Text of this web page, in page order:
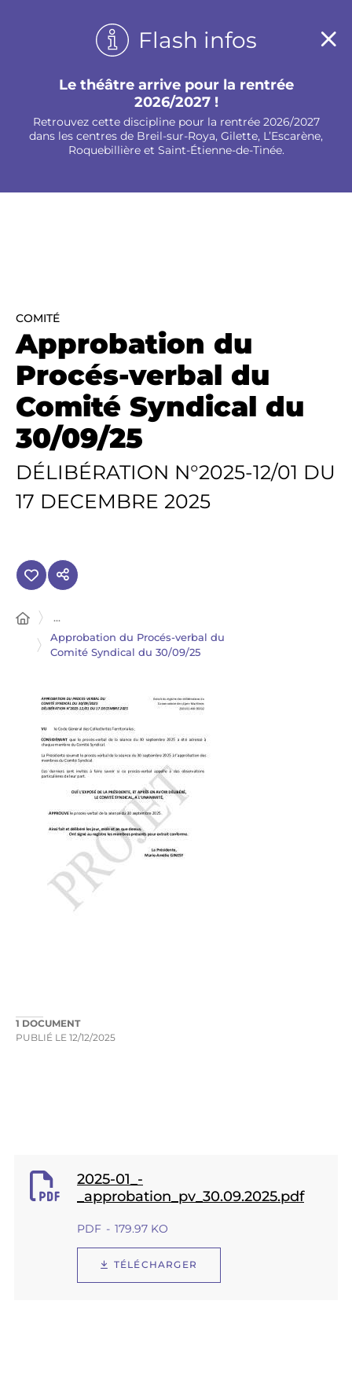
Flash infos
Le théâtre arrive pour la rentrée
2026/2027 !
Retrouvez cette discipline pour la rentrée 2026/2027
dans les centres de Breil-sur-Roya, Gilette, L’Escarène,
Roquebillière et Saint-Étienne-de-Tinée.
COMITÉ
Approbation du
Procés-verbal du
Comité Syndical du
30/09/25
DÉLIBÉRATION N°2025-12/01 DU
17 DECEMBRE 2025
...
Approbation du Procés-verbal du
Comité Syndical du 30/09/25
1 DOCUMENT
PUBLIÉ LE 12/12/2025
2025-01_-
_approbation_pv_30.09.2025.pdf
PDF 179.97 KO
TÉLÉCHARGER